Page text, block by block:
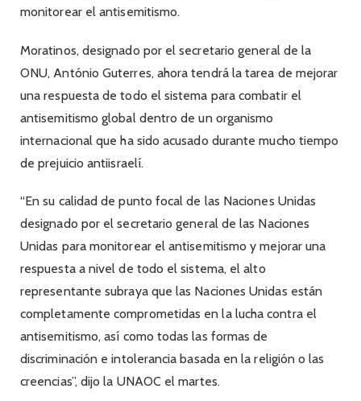
monitorear el antisemitismo.
Moratinos, designado por el secretario general de la
ONU, António Guterres, ahora tendrá la tarea de mejorar
una respuesta de todo el sistema para combatir el
antisemitismo global dentro de un organismo
internacional que ha sido acusado durante mucho tiempo
de prejuicio antiisraelí.
“En su calidad de punto focal de las Naciones Unidas
designado por el secretario general de las Naciones
Unidas para monitorear el antisemitismo y mejorar una
respuesta a nivel de todo el sistema, el alto
representante subraya que las Naciones Unidas están
completamente comprometidas en la lucha contra el
antisemitismo, así como todas las formas de
discriminación e intolerancia basada en la religión o las
creencias”, dijo la UNAOC el martes.